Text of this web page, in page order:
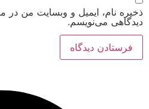
ایمیل و وبسایت من در مرورگر
می‌نویسم.